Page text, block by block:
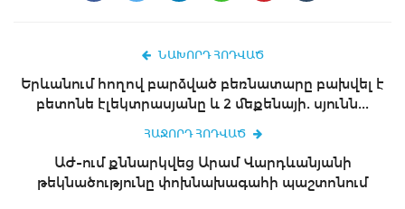
ՆԱԽՈՐԴ ՀՈԴՎԱԾ
Երևանում հողով բարձված բեռնատարը բախվել է
բետոնե էլեկտրասյանը և 2 մեքենայի. սյունն...
ՀԱՋՈՐԴ ՀՈԴՎԱԾ
ԱԺ-ում քննարկվեց Արամ Վարդևանյանի
թեկնածությունը փոխնախագահի պաշտոնում